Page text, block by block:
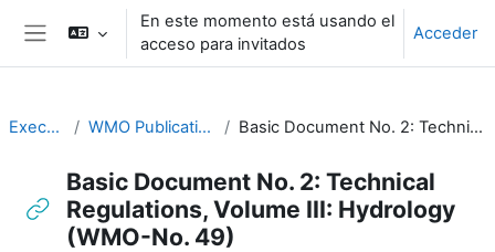
Salta al contenido principal
Panel lateral
En este momento está usando el
acceso para invitados
Acceder
Executive Training WMO Publications and Additional Resources Basic Document No. 2: Technical Regulations, Volume III: Hydrology (WMO-No. 49)
Basic Document No. 2: Technical
Regulations, Volume III: Hydrology
(WMO-No. 49)